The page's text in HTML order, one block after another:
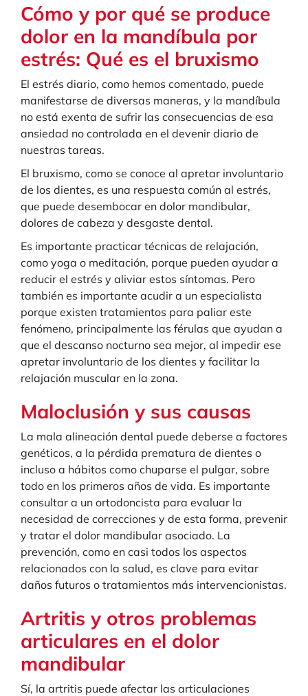
Cómo y por qué se produce
dolor en la mandíbula por
estrés: Qué es el bruxismo
El estrés diario, como hemos comentado, puede
manifestarse de diversas maneras, y la mandíbula
no está exenta de sufrir las consecuencias de esa
ansiedad no controlada en el devenir diario de
nuestras tareas.
El bruxismo, como se conoce al apretar involuntario
de los dientes, es una respuesta común al estrés,
que puede desembocar en dolor mandibular,
dolores de cabeza y desgaste dental.
Es importante practicar técnicas de relajación,
como yoga o meditación, porque pueden ayudar a
reducir el estrés y aliviar estos síntomas. Pero
también es importante acudir a un especialista
porque existen tratamientos para paliar este
fenómeno, principalmente las férulas que ayudan a
que el descanso nocturno sea mejor, al impedir ese
apretar involuntario de los dientes y facilitar la
relajación muscular en la zona.
Maloclusión y sus causas
La mala alineación dental puede deberse a factores
genéticos, a la pérdida prematura de dientes o
incluso a hábitos como chuparse el pulgar, sobre
todo en los primeros años de vida. Es importante
consultar a un ortodoncista para evaluar la
necesidad de correcciones y de esta forma, prevenir
y tratar el dolor mandibular asociado. La
prevención, como en casi todos los aspectos
relacionados con la salud, es clave para evitar
daños futuros o tratamientos más intervencionistas.
Artritis y otros problemas
articulares en el dolor
mandibular
Sí, la artritis puede afectar las articulaciones